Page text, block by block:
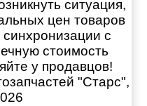
ситуация,
цен товаров
с
стоимость
у продавцов!
"Старс",